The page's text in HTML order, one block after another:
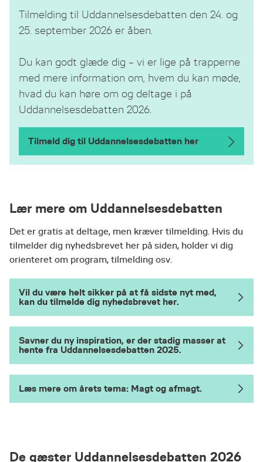
Tilmelding til Uddannelsesdebatten den 24. og
25. september 2026 er åben.
Du kan godt glæde dig – vi er lige på trapperne
med mere information om, hvem du kan møde,
hvad du kan høre om og deltage i på
Uddannelsesdebatten 2026.
Tilmeld dig til Uddannelsesdebatten her
Lær mere om Uddannelsesdebatten
Det er gratis at deltage, men kræver tilmelding. Hvis du
tilmelder dig nyhedsbrevet her på siden, holder vi dig
orienteret om program, tilmelding osv.
Vil du være helt sikker på at få sidste nyt med,
kan du tilmelde dig nyhedsbrevet her.
Savner du ny inspiration, er der stadig masser at
hente fra Uddannelsesdebatten 2025.
Læs mere om årets tema: Magt og afmagt.
De gæster Uddannelsesdebatten 2026